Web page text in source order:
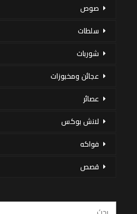
صوص
سلطات
شوربات
عجائن ومخبوزات
عصائر
لانش بوكس
فواكه
قصص